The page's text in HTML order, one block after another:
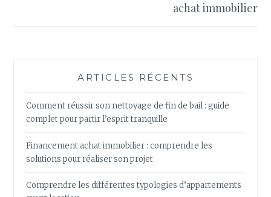
achat immobilier
ARTICLES RÉCENTS
Comment réussir son nettoyage de fin de bail : guide
complet pour partir l’esprit tranquille
Financement achat immobilier : comprendre les
solutions pour réaliser son projet
Comprendre les différentes typologies d’appartements